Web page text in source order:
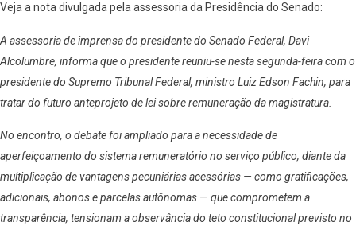
Veja a nota divulgada pela assessoria da Presidência do Senado:
A assessoria de imprensa do presidente do Senado Federal, Davi
Alcolumbre, informa que o presidente reuniu-se nesta segunda-feira com o
presidente do Supremo Tribunal Federal, ministro Luiz Edson Fachin, para
tratar do futuro anteprojeto de lei sobre remuneração da magistratura.
No encontro, o debate foi ampliado para a necessidade de
aperfeiçoamento do sistema remuneratório no serviço público, diante da
multiplicação de vantagens pecuniárias acessórias — como gratificações,
adicionais, abonos e parcelas autônomas — que comprometem a
transparência, tensionam a observância do teto constitucional previsto no